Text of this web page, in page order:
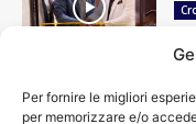
Per fornire le migliori
per memorizzare e/o
Cronaca